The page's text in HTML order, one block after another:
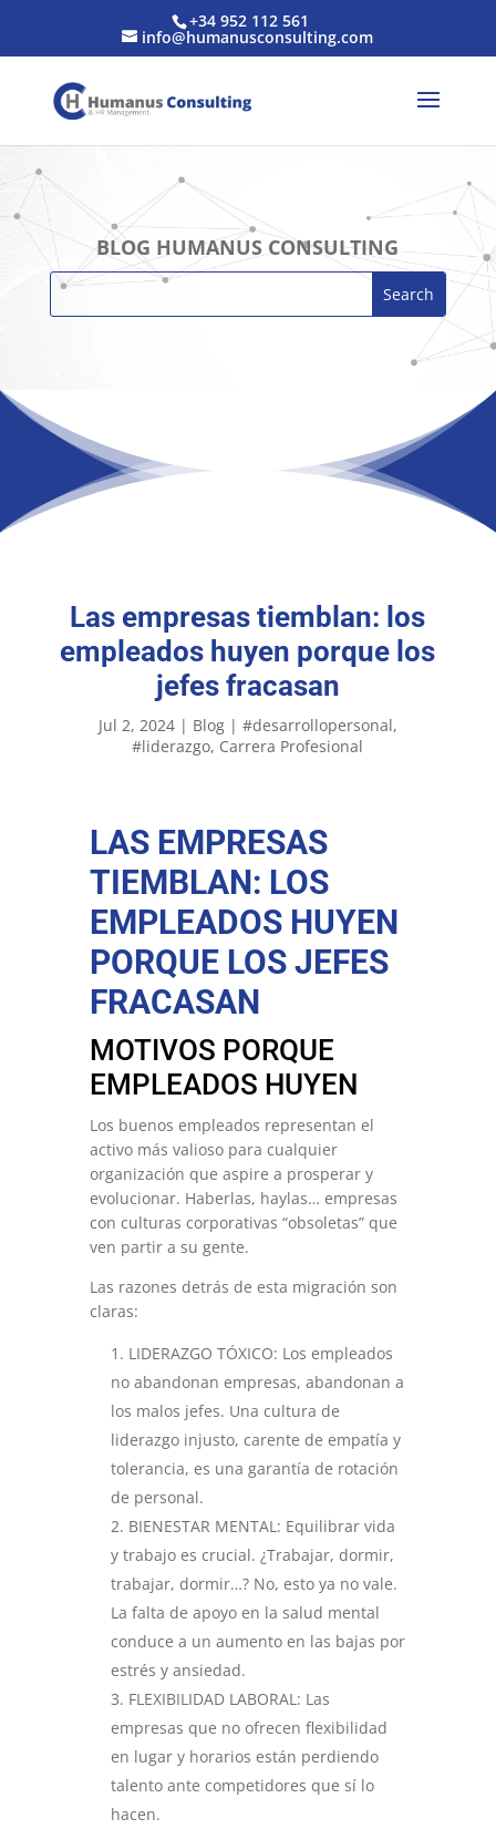
+34 952 112 561
info@humanusconsulting.com
BLOG HUMANUS CONSULTING
Las empresas tiemblan: los
empleados huyen porque los
jefes fracasan
Jul 2, 2024| Blog| #desarrollopersonal
#liderazgo Carrera Profesional
LAS EMPRESAS
TIEMBLAN: LOS
EMPLEADOS HUYEN
PORQUE LOS JEFES
FRACASAN
MOTIVOS PORQUE
EMPLEADOS HUYEN
Los buenos empleados representan el
activo más valioso para cualquier
organización que aspire a prosperar y
evolucionar. Haberlas, haylas… empresas
con culturas corporativas “obsoletas” que
ven partir a su gente.
Las razones detrás de esta migración son
claras:
LIDERAZGO TÓXICO: Los empleados
no abandonan empresas, abandonan a
los malos jefes. Una cultura de
liderazgo injusto, carente de empatía y
tolerancia, es una garantía de rotación
de personal.
BIENESTAR MENTAL: Equilibrar vida
y trabajo es crucial. ¿Trabajar, dormir,
trabajar, dormir…? No, esto ya no vale.
La falta de apoyo en la salud mental
conduce a un aumento en las bajas por
estrés y ansiedad.
FLEXIBILIDAD LABORAL: Las
empresas que no ofrecen flexibilidad
en lugar y horarios están perdiendo
talento ante competidores que sí lo
hacen.